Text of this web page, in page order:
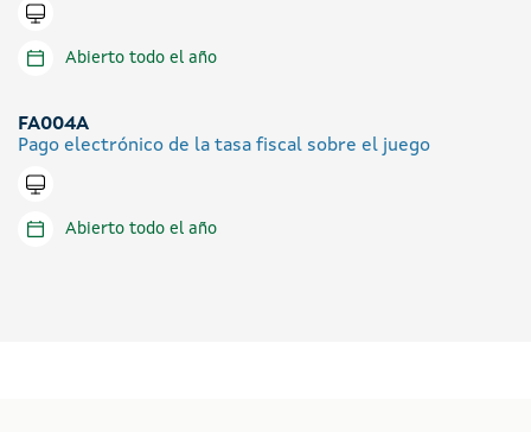
Tramitar en línea
Abierto todo el año
FA004A
Pago electrónico de la tasa fiscal sobre el juego
Tramitar en línea
Abierto todo el año